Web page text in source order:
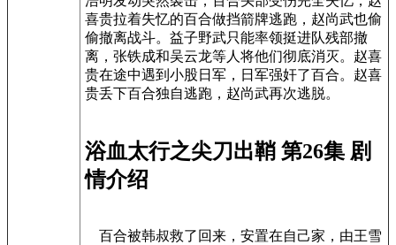
喜贵拉着失忆的百合做挡箭牌逃跑，赵尚武也偷
偷撤离战斗。益子野武只能率领挺进队残部撤
离，张铁成和吴云龙等人将他们彻底消灭。赵喜
贵在途中遇到小股日军，日军强奸了百合。赵喜
贵丢下百合独自逃跑，赵尚武再次逃脱。
浴血太行之尖刀出鞘 第26集 剧
情介绍
百合被韩叔救了回来，安置在自己家，由王雪